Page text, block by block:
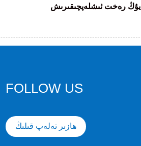
يۇڭ رەخت ئىشلەپچىقىرىش
FOLLOW US
ھازىر تەلەپ قىلىڭ